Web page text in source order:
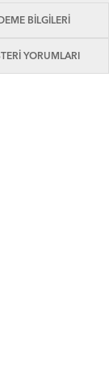
BİLGİLERİ
YORUMLARI